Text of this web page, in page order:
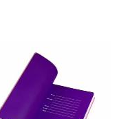
27.39zł